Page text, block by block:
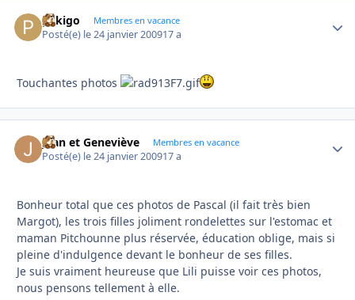
pekigo Membres en vacance
Posté(e) le 24 janvier 200917 a
Touchantes photos
Jean et Geneviève Membres en vacance
Posté(e) le 24 janvier 200917 a
Bonheur total que ces photos de Pascal (il fait très bien
Margot), les trois filles joliment rondelettes sur l'estomac et
maman Pitchounne plus réservée, éducation oblige, mais si
pleine d'indulgence devant le bonheur de ses filles.
Je suis vraiment heureuse que Lili puisse voir ces photos,
nous pensons tellement à elle.